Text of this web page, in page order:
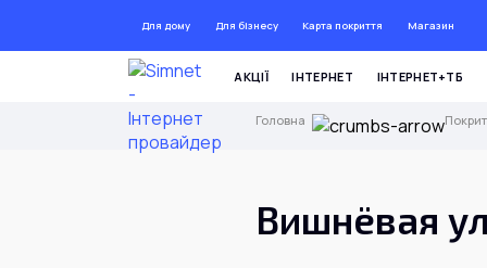
Для дому Для бізнесу Карта покриття Магазин ДО
АКЦІЇ ІНТЕРНЕТ ІНТЕРНЕТ+ТБ
Головна
Вишнёвая